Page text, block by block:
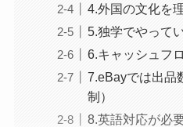
4.外国の文化を
5.独学でやって
6.キャッシュフ
7.eBayでは出品
制）
8.英語対応が必